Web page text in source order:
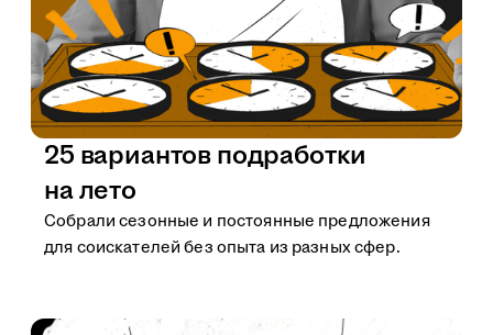
25 вариантов подработки
на лето
Собрали сезонные и постоянные предложения
для соискателей без опыта из разных сфер.